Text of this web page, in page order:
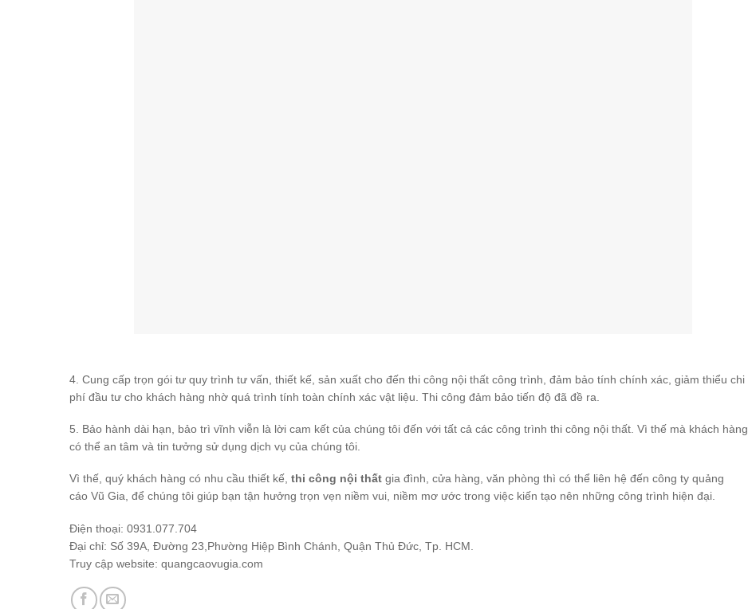
4. Cung cấp trọn gói tư quy trình tư vấn, thiết kế, sản xuất cho đến thi công nội thất công trình, đảm bảo tính chính xác, giảm thiểu chi
phí đầu tư cho khách hàng nhờ quá trình tính toàn chính xác vật liệu. Thi công đảm bảo tiến độ đã đề ra.
5. Bảo hành dài hạn, bảo trì vĩnh viễn là lời cam kết của chúng tôi đến với tất cả các công trình thi công nội thất. Vì thế mà khách hàng
có thể an tâm và tin tưởng sử dụng dịch vụ của chúng tôi.
Vì thế, quý khách hàng có nhu cầu thiết kế, thi công nội thất gia đình, cửa hàng, văn phòng thì có thể liên hệ đến công ty quảng
cáo Vũ Gia, để chúng tôi giúp bạn tận hưởng trọn vẹn niềm vui, niềm mơ ước trong việc kiến tạo nên những công trình hiện đại.
Điện thoại: 0931.077.704
Đại chỉ: Số 39A, Đường 23,Phường Hiệp Bình Chánh, Quận Thủ Đức, Tp. HCM.
Truy cập website: quangcaovugia.com